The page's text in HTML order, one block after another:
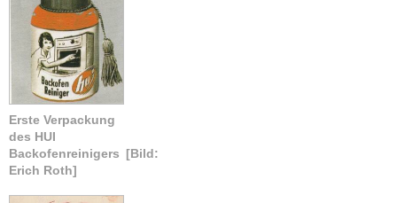
Erste Verpackung
des HUI
Backofenreinigers [Bild:
Erich Roth]